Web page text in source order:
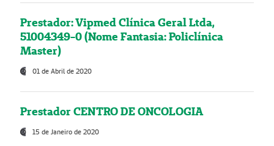
Prestador: Vipmed Clínica Geral Ltda,
51004349-0 (Nome Fantasia: Policlínica
Master)
01 de Abril de 2020
Prestador CENTRO DE ONCOLOGIA
15 de Janeiro de 2020